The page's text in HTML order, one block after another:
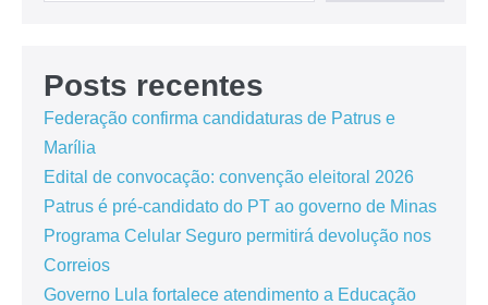
Posts recentes
Federação confirma candidaturas de Patrus e
Marília
Edital de convocação: convenção eleitoral 2026
Patrus é pré-candidato do PT ao governo de Minas
Programa Celular Seguro permitirá devolução nos
Correios
Governo Lula fortalece atendimento a Educação